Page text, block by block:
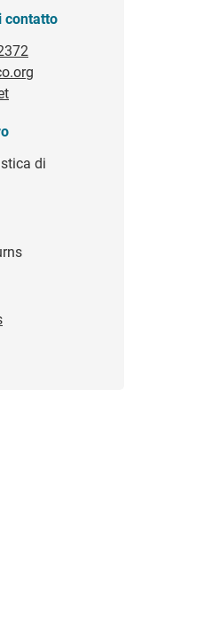
contatto
di